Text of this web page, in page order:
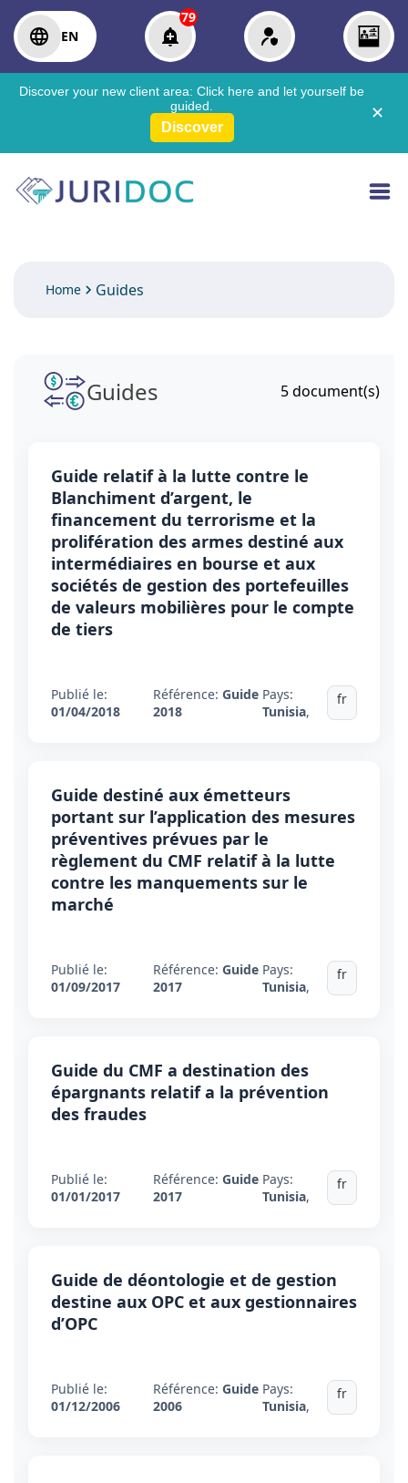
EN
79
Discover your new client area: Click here and let yourself be
guided.
Discover
✕
Home Guides
Guides 5document(s)
Guide relatif à la lutte contre le
Blanchiment d’argent, le
financement du terrorisme et la
prolifération des armes destiné aux
intermédiaires en bourse et aux
sociétés de gestion des portefeuilles
de valeurs mobilières pour le compte
de tiers
Publié le:
01/04/2018
Référence:Guide
2018
Pays:
Tunisia,
fr
Guide destiné aux émetteurs
portant sur l’application des mesures
préventives prévues par le
règlement du CMF relatif à la lutte
contre les manquements sur le
marché
Publié le:
01/09/2017
Référence:Guide
2017
Pays:
Tunisia,
fr
Guide du CMF a destination des
épargnants relatif a la prévention
des fraudes
Publié le:
01/01/2017
Référence:Guide
2017
Pays:
Tunisia,
fr
Guide de déontologie et de gestion
destine aux OPC et aux gestionnaires
d’OPC
Publié le:
01/12/2006
Référence:Guide
2006
Pays:
Tunisia,
fr